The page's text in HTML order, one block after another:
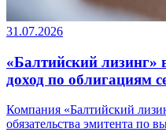
31.07.2026
«Балтийский
доход по облигациям
Компания «Балтийский
обязательства эмитента по